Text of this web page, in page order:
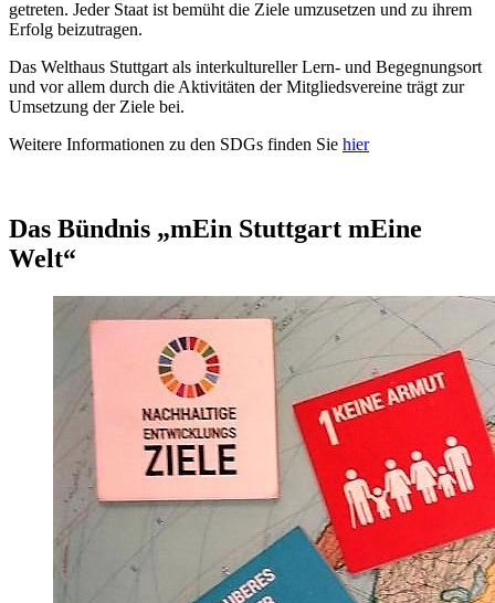
getreten. Jeder Staat ist bemüht die Ziele umzusetzen und zu ihrem
Erfolg beizutragen.
Das Welthaus Stuttgart als interkultureller Lern- und Begegnungsort
und vor allem durch die Aktivitäten der Mitgliedsvereine trägt zur
Umsetzung der Ziele bei.
Weitere Informationen zu den SDGs finden Sie hier
Das Bündnis „mEin Stuttgart mEine
Welt“